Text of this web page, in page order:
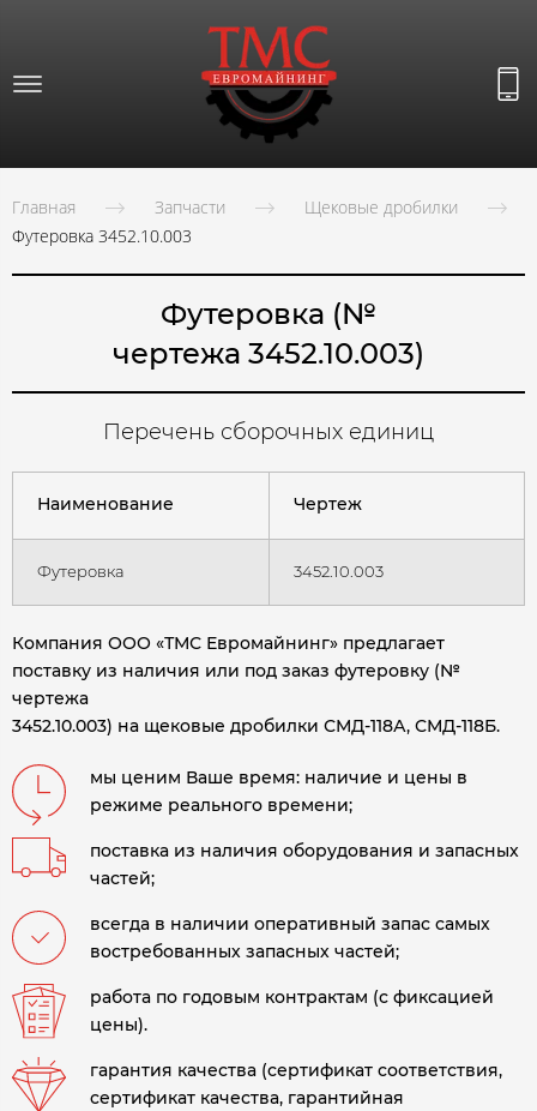
Главная Запчасти
Щековые дробилки
Футеровка 3452.10.003
Футеровка (№
чертежа 3452.10.003)
Перечень сборочных единиц
Наименование Чертеж
Футеровка 3452.10.003
Компания ООО «ТМС Евромайнинг» предлагает
поставку из наличия или под заказ футеровку (№
чертежа
3452.10.003) на щековые дробилки СМД-118А, СМД-118Б.
мы ценим Ваше время: наличие и цены в
режиме реального времени;
поставка из наличия оборудования и запасных
частей;
всегда в наличии оперативный запас самых
востребованных запасных частей;
работа по годовым контрактам (с фиксацией
цены).
гарантия качества (сертификат соответствия,
сертификат качества, гарантийная